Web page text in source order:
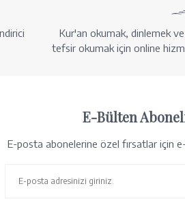
Kur'an okumak, dinlemek
tefsir okumak için online
E-Bülten
E-posta abonelerine özel fırsatlar için